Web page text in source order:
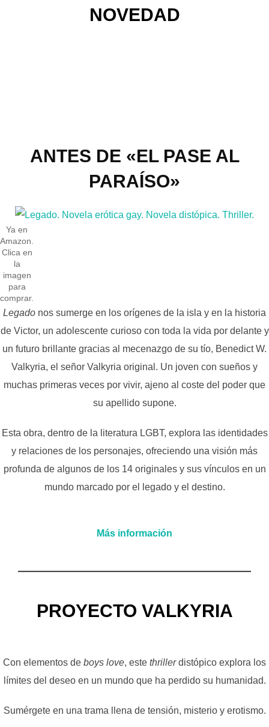
NOVEDAD
ANTES DE «EL PASE AL
PARAÍSO»
Ya en
Amazon.
Clica en
la
imagen
para
comprar.
Legado nos sumerge en los orígenes de la isla y en la historia
de Victor, un adolescente curioso con toda la vida por delante y
un futuro brillante gracias al mecenazgo de su tío, Benedict W.
Valkyria, el señor Valkyria original. Un joven con sueños y
muchas primeras veces por vivir, ajeno al coste del poder que
su apellido supone.
Esta obra, dentro de la literatura LGBT, explora las identidades
y relaciones de los personajes, ofreciendo una visión más
profunda de algunos de los 14 originales y sus vínculos en un
mundo marcado por el legado y el destino.
Más información
PROYECTO VALKYRIA
Con elementos de boys love, este thrillerdistópico explora los
límites del deseo en un mundo que ha perdido su humanidad.
Sumérgete en una trama llena de tensión, misterio y erotismo.